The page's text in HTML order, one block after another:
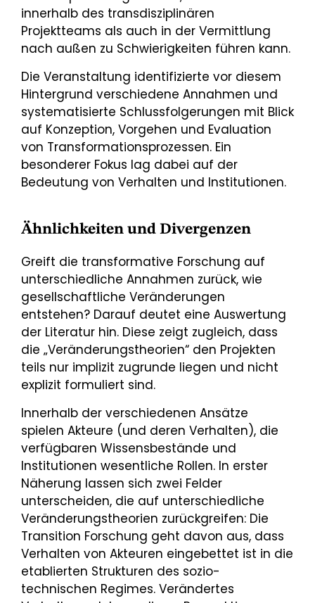
innerhalb des transdisziplinären
Projektteams als auch in der Vermittlung
nach außen zu Schwierigkeiten führen kann.
Die Veranstaltung identifizierte vor diesem
Hintergrund verschiedene Annahmen und
systematisierte Schlussfolgerungen mit Blick
auf Konzeption, Vorgehen und Evaluation
von Transformationsprozessen. Ein
besonderer Fokus lag dabei auf der
Bedeutung von Verhalten und Institutionen.
Ähnlichkeiten und Divergenzen
Greift die transformative Forschung auf
unterschiedliche Annahmen zurück, wie
gesellschaftliche Veränderungen
entstehen? Darauf deutet eine Auswertung
der Literatur hin. Diese zeigt zugleich, dass
die „Veränderungstheorien“ den Projekten
teils nur implizit zugrunde liegen und nicht
explizit formuliert sind.
Innerhalb der verschiedenen Ansätze
spielen Akteure (und deren Verhalten), die
verfügbaren Wissensbestände und
Institutionen wesentliche Rollen. In erster
Näherung lassen sich zwei Felder
unterscheiden, die auf unterschiedliche
Veränderungstheorien zurückgreifen: Die
Transition Forschung geht davon aus, dass
Verhalten von Akteuren eingebettet ist in die
etablierten Strukturen des sozio-
technischen Regimes. Verändertes